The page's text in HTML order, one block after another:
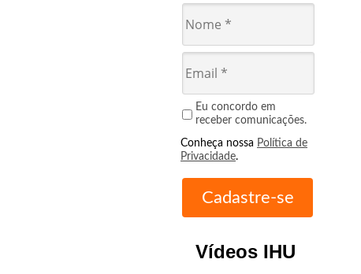
Eu concordo em
receber comunicações.
Conheça nossa Política de
Privacidade.
Vídeos IHU